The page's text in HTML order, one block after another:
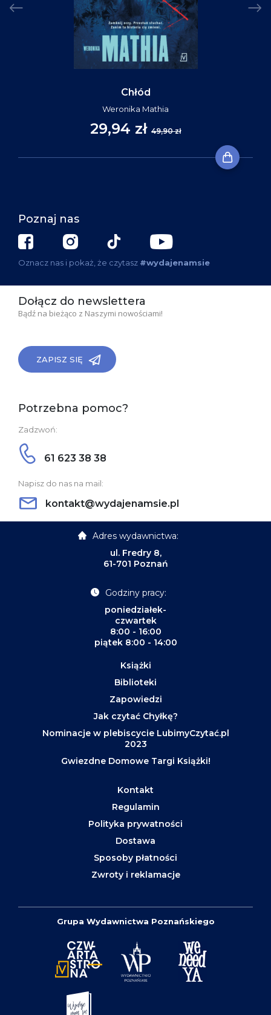
Chłód
Weronika Mathia
29,94 zł 49,90 zł
Poznaj nas
Oznacz nas i pokaż, że czytasz #wydajenamsie
Dołącz do newslettera
Bądź na bieżąco z Naszymi nowościami!
ZAPISZ SIĘ
Potrzebna pomoc?
Zadzwoń:
61 623 38 38
Napisz do nas na mail:
kontakt@wydajenamsie.pl
Adres wydawnictwa:
ul. Fredry 8,
61-701 Poznań
Godziny pracy:
poniedziałek-
czwartek
8:00 - 16:00
piątek 8:00 - 14:00
Książki
Biblioteki
Zapowiedzi
Jak czytać Chyłkę?
Nominacje w plebiscycie LubimyCzytać.pl
2023
Gwiezdne Domowe Targi Książki!
Kontakt
Regulamin
Polityka prywatności
Dostawa
Sposoby płatności
Zwroty i reklamacje
Grupa Wydawnictwa Poznańskiego